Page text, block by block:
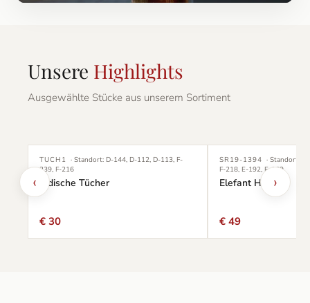
Unsere Highlights
Ausgewählte Stücke aus unserem Sortiment
‹ ›
TUCH1 · Standort: D-144, D-112, D-113, F-
239, F-216
Indische Tücher
€ 30
SR19-1394 · Standort:
F-218, E-192, E-169
Elefant Holz
€ 49